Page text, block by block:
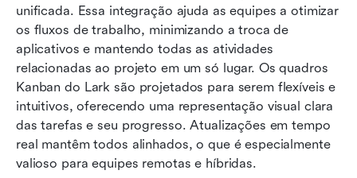
unificada. Essa integração ajuda as equipes a otimizar
os fluxos de trabalho, minimizando a troca de
aplicativos e mantendo todas as atividades
relacionadas ao projeto em um só lugar. Os quadros
Kanban do Lark são projetados para serem flexíveis e
intuitivos, oferecendo uma representação visual clara
das tarefas e seu progresso. Atualizações em tempo
real mantêm todos alinhados, o que é especialmente
valioso para equipes remotas e híbridas.